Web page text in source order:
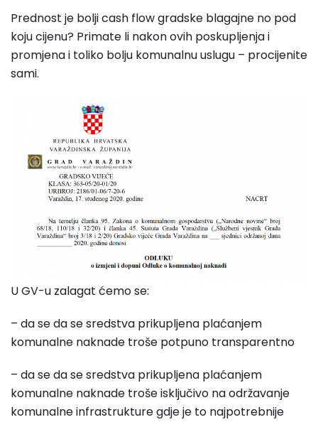
Prednost je bolji cash flow gradske blagajne no pod
koju cijenu? Primate li nakon ovih poskupljenja i
promjena i toliko bolju komunalnu uslugu – procijenite
sami.
U GV-u zalagat ćemo se:
– da se da se sredstva prikupljena plaćanjem
komunalne naknade troše potpuno transparentno
– da se da se sredstva prikupljena plaćanjem
komunalne naknade troše isključivo na održavanje
komunalne infrastrukture gdje je to najpotrebnije